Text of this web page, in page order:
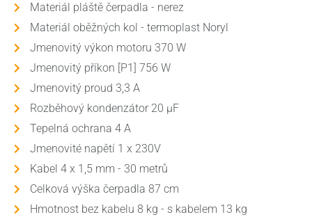
Materiál pláště čerpadla - nerez
Materiál oběžných kol - termoplast Noryl
Jmenovitý výkon motoru 370 W
Jmenovitý příkon [P1] 756 W
Jmenovitý proud 3,3 A
Rozběhový kondenzátor 20 µF
Tepelná ochrana 4 A
Jmenovité napětí 1 x 230V
Kabel 4 x 1,5 mm - 30 metrů
Celková výška čerpadla 87 cm
Hmotnost bez kabelu 8 kg - s kabelem 13 kg